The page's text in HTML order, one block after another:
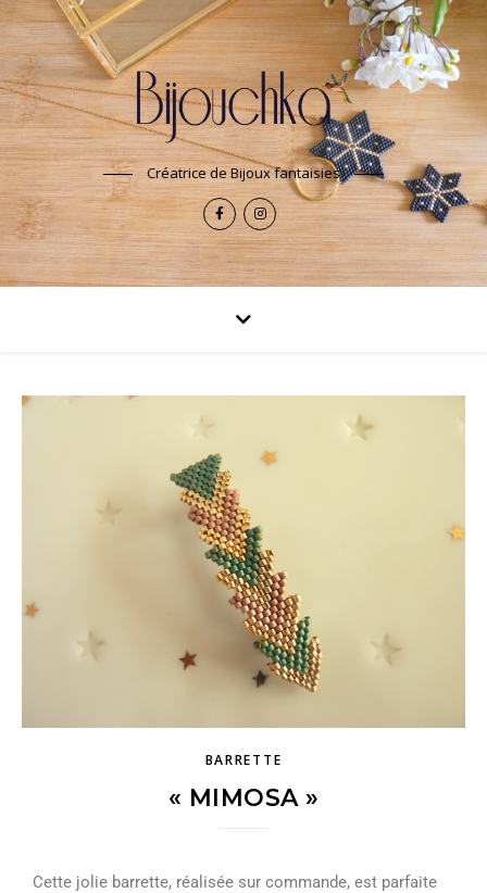
Créatrice de Bijoux fantaisies
BARRETTE
« MIMOSA »
Cette jolie barrette, réalisée sur commande, est parfaite